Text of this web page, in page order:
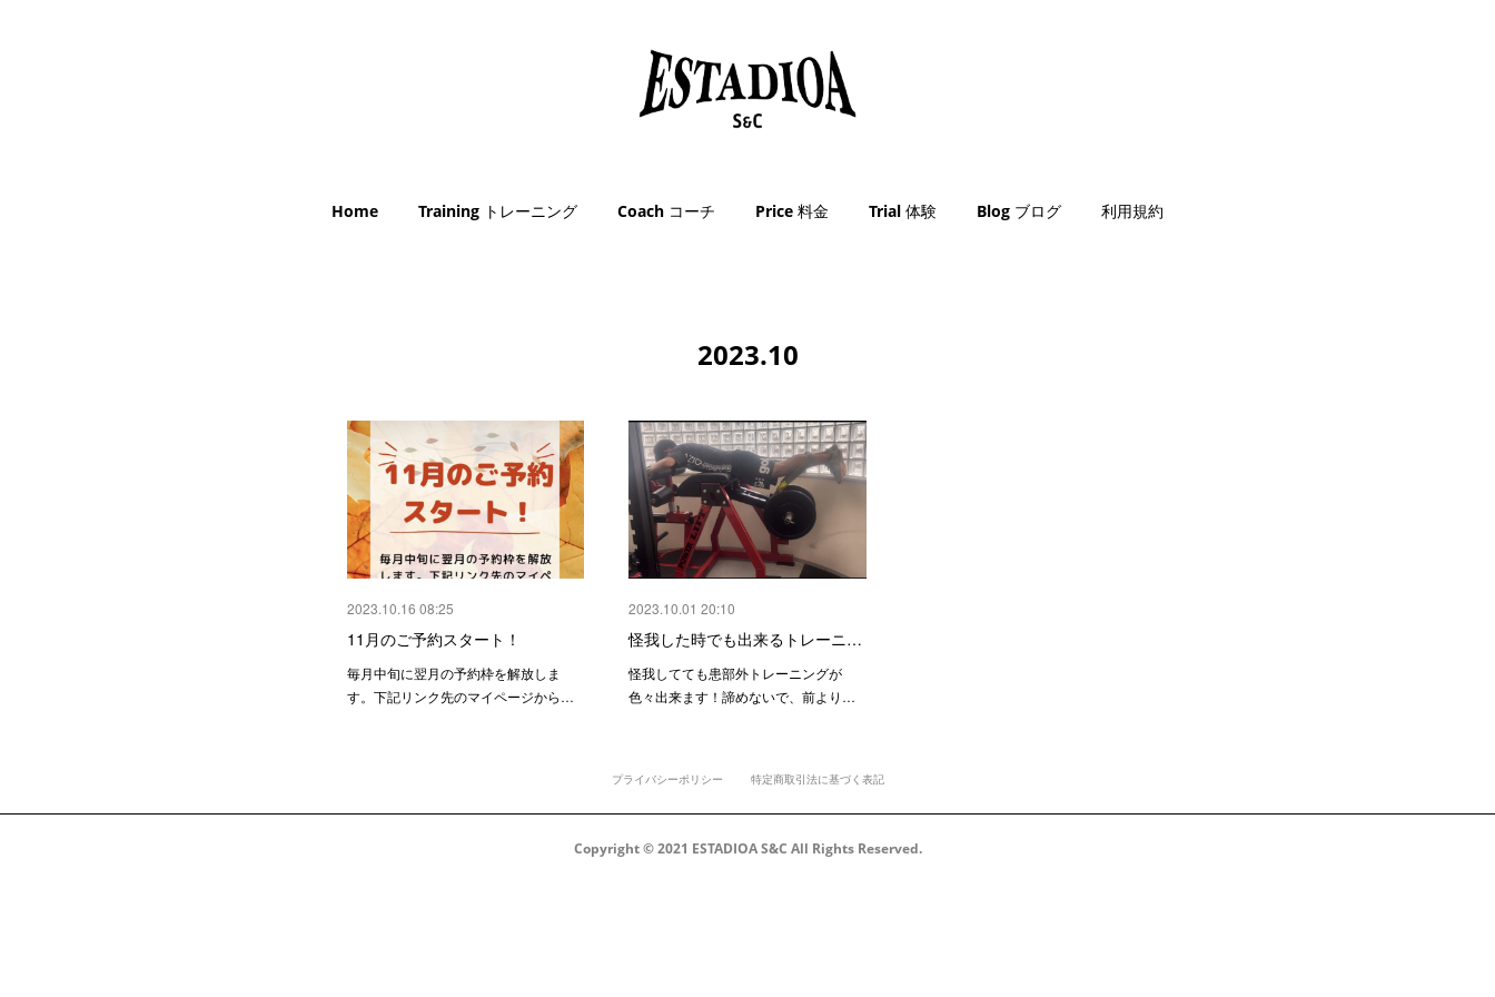
Home Training トレーニング Coach コーチ Price 料金 Trial 体験 Blog ブログ 利用規約
2023.10
2023.10.16 08:25
11月のご予約スタート！
毎月中旬に翌月の予約枠を解放しま
す。下記リンク先のマイページから…
2023.10.01 20:10
怪我した時でも出来るトレーニ…
怪我してても患部外トレーニングが
色々出来ます！諦めないで、前より…
プライバシーポリシー 特定商取引法に基づく表記
Copyright © 2021 ESTADIOA S&C All Rights Reserved.